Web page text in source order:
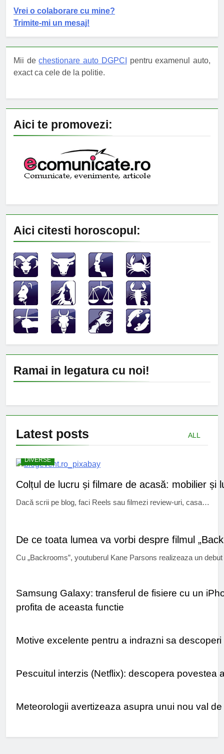
Vrei o colaborare cu mine?
Trimite-mi un mesaj!
Mii dechestionare auto DGPCI
pentru examenul auto,
exact ca cele de la politie.
Aici te promovezi:
Aici citesti horoscopul:
Ramai in legatura cu noi!
Latest posts ALL
DIVERSE
Colțul de lucru și filmare de acasă: mobilier
Dacă scrii pe blog, faci Reels sau filmezi review-uri, casa…
De ce toata lumea va vorbi despre filmul
Cu „Backrooms”, youtuberul Kane Parsons realizeaza un
Samsung Galaxy: transferul de fisiere cu un
profita de aceasta functie
Motive excelente pentru a indrazni sa
Pescuitul interzis (Netflix): descopera
Meteorologii avertizeaza asupra unui nou val